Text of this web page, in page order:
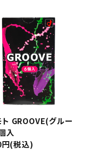
ト GROOVE(グルー
入
(税込)